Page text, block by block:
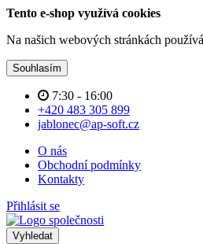
Tento e-shop využívá cookies
Na našich webových stránkách
Souhlasím
7:30 - 16:00
+420 483 305 899
jablonec@ap-soft.cz
O nás
Obchodní podmínky
Kontakty
Přihlásit se
Vyhledat